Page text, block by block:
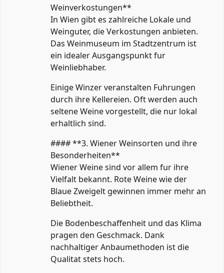
Weinverkostungen**
In Wien gibt es zahlreiche Lokale und
Weinguter, die Verkostungen anbieten.
Das Weinmuseum im Stadtzentrum ist
ein idealer Ausgangspunkt fur
Weinliebhaber.
Einige Winzer veranstalten Fuhrungen
durch ihre Kellereien. Oft werden auch
seltene Weine vorgestellt, die nur lokal
erhaltlich sind.
#### **3. Wiener Weinsorten und ihre
Besonderheiten**
Wiener Weine sind vor allem fur ihre
Vielfalt bekannt. Rote Weine wie der
Blaue Zweigelt gewinnen immer mehr an
Beliebtheit.
Die Bodenbeschaffenheit und das Klima
pragen den Geschmack. Dank
nachhaltiger Anbaumethoden ist die
Qualitat stets hoch.